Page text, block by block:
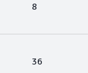
8
36